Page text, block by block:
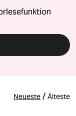
Neueste / Älteste